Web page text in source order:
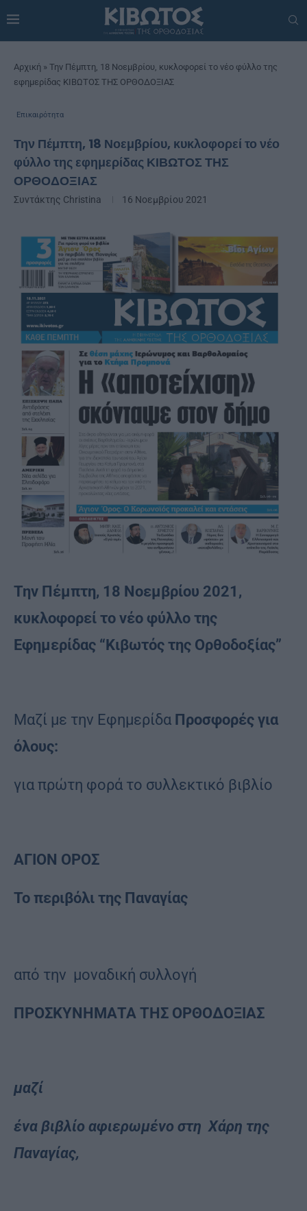
Αρχική » Την Πέμπτη, 18 Νοεμβρίου, κυκλοφορεί το νέο φύλλο της
εφημερίδας ΚΙΒΩΤΟΣ ΤΗΣ ΟΡΘΟΔΟΞΙΑΣ
Επικαιρότητα
Την Πέμπτη, 18 Νοεμβρίου, κυκλοφορεί το νέο
φύλλο της εφημερίδας ΚΙΒΩΤΟΣ ΤΗΣ
ΟΡΘΟΔΟΞΙΑΣ
Συντάκτης Christina 16 Νοεμβρίου 2021
Την Πέμπτη, 18 Νοεμβρίου 2021,
κυκλοφορεί το νέο φύλλο της
Εφημερίδας “Κιβωτός της Ορθοδοξίας”
Μαζί με την Εφημερίδα Προσφορές για
όλους:
για πρώτη φορά το συλλεκτικό βιβλίο
ΑΓΙΟΝ ΟΡΟΣ
Το περιβόλι της Παναγίας
από την μοναδική συλλογή
ΠΡΟΣΚΥΝΗΜΑΤΑ ΤΗΣ ΟΡΘΟΔΟΞΙΑΣ
μαζί
ένα βιβλίο αφιερωμένο στη Χάρη της
Παναγίας,